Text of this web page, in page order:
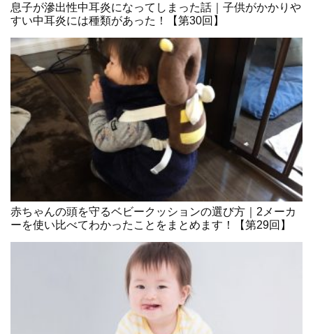
息子が滲出性中耳炎になってしまった話｜子供がかかりや
すい中耳炎には種類があった！【第30回】
赤ちゃんの頭を守るベビークッションの選び方｜2メーカ
ーを使い比べてわかったことをまとめます！【第29回】